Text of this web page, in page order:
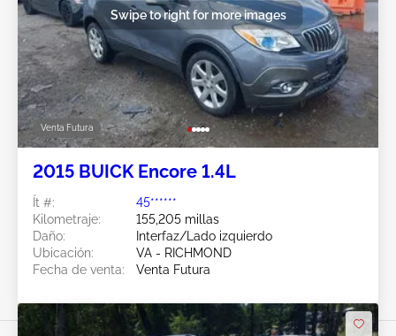
Venta Futura
Swipe to right for more images
2015 BUICK Encore 1.4L
Ít #:
45******
Kilometraje:
155,205 millas
Daño:
Interfaz/Lado izquierdo
Ubicación:
VA - RICHMOND
Fecha de venta:
Venta Futura